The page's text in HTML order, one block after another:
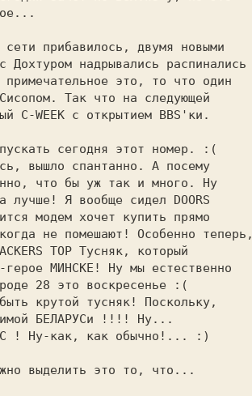
надрывались распинались
это, то что один
Так что на следующей
C-WEEK с открытием BBS'ки.
вышло спантанно. А посему
что бы уж так и много. Ну
лучше! Я вообще сидел DOORS
модем хочет купить прямо
не помешают! Особенно теперь,
TOP Тусняк, который
МИНСКЕ! Ну мы естественно
28 это воскресенье :(
крутой тусняк! Поскольку,
БЕЛАРУСи !!!! Ну...
! Ну-как, как обычно!... :)